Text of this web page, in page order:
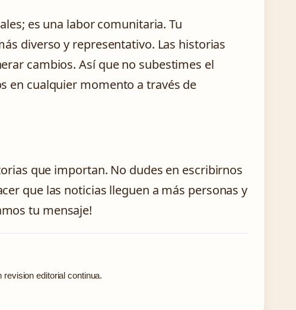
es una labor comunitaria. Tu
diverso y representativo. Las historias
cambios. Así que no subestimes el
en cualquier momento a través de
que importan. No dudes en escribirnos
que las noticias lleguen a más personas y
tu mensaje!
editorial continua.